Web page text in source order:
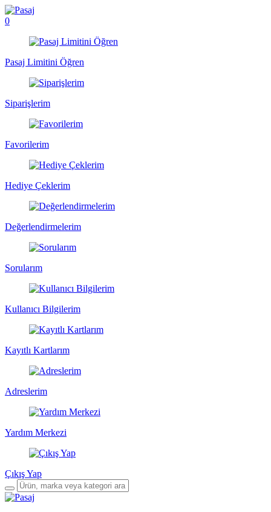
0
Pasaj Limitini Öğren
Siparişlerim
Favorilerim
Hediye Çeklerim
Değerlendirmelerim
Sorularım
Kullanıcı Bilgilerim
Kayıtlı Kartlarım
Adreslerim
Yardım Merkezi
Çıkış Yap